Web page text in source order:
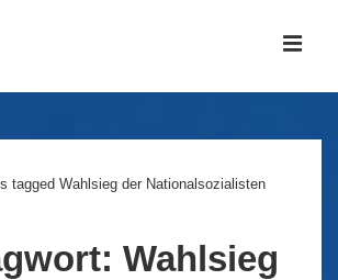
tagged Wahlsieg der Nationalsozialisten
Wahlsieg